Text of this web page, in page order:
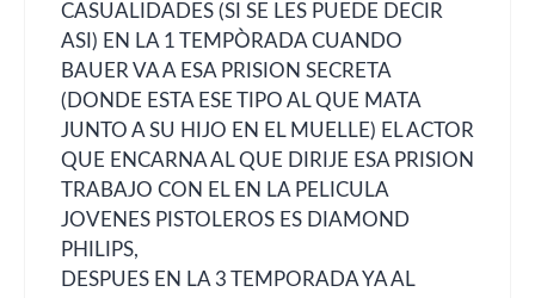
CASUALIDADES (SI SE LES PUEDE DECIR
ASI) EN LA 1 TEMPÒRADA CUANDO
BAUER VA A ESA PRISION SECRETA
(DONDE ESTA ESE TIPO AL QUE MATA
JUNTO A SU HIJO EN EL MUELLE) EL ACTOR
QUE ENCARNA AL QUE DIRIJE ESA PRISION
TRABAJO CON EL EN LA PELICULA
JOVENES PISTOLEROS ES DIAMOND
PHILIPS,
DESPUES EN LA 3 TEMPORADA YA AL